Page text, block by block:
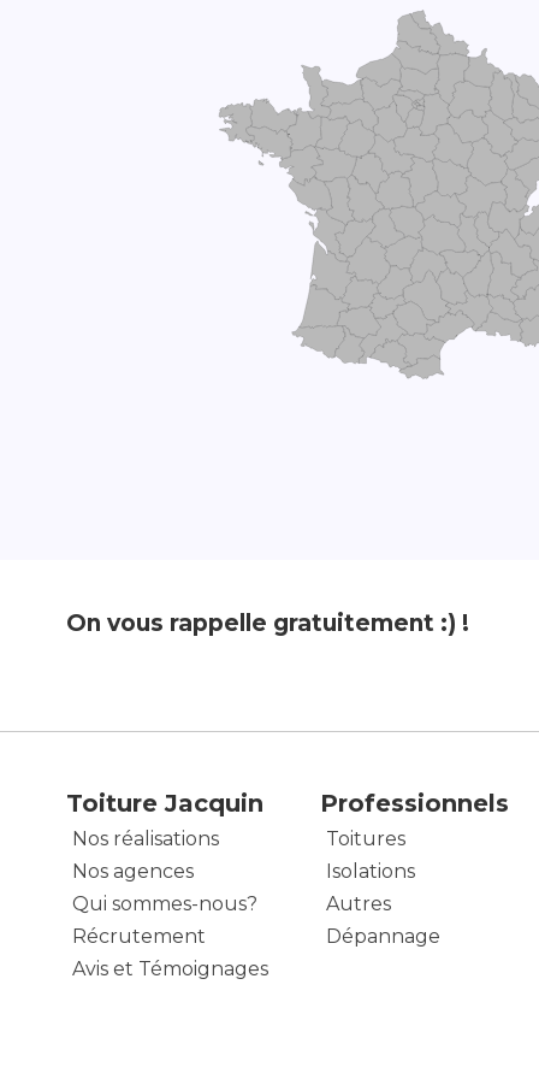
On vous rappelle gratuitement :) !
Toiture Jacquin
Nos réalisations
Nos agences
Qui sommes-nous?
Récrutement
Avis et Témoignages
Professionnels
Toitures
Isolations
Autres
Dépannage